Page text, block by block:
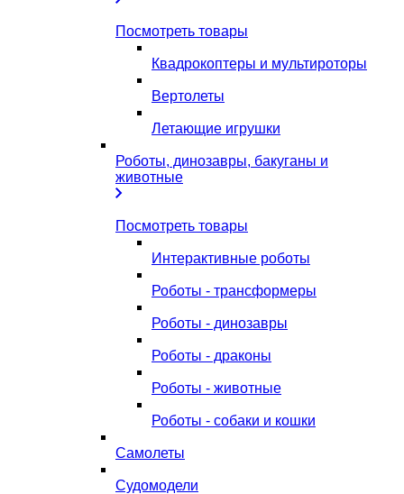
Посмотреть товары
Квадрокоптеры и мультироторы
Вертолеты
Летающие игрушки
Роботы, динозавры, бакуганы и
животные
Посмотреть товары
Интерактивные роботы
Роботы - трансформеры
Роботы - динозавры
Роботы - драконы
Роботы - животные
Роботы - собаки и кошки
Самолеты
Судомодели